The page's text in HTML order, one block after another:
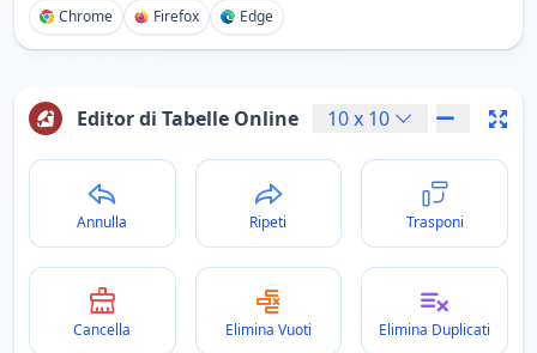
Chrome Firefox Edge
Editor di Tabelle Online 10x 10
Annulla Ripeti Trasponi
Cancella Elimina Vuoti Elimina Duplicati